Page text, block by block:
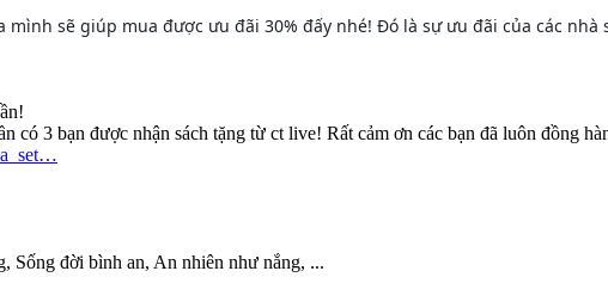
sẽ giúp mua được ưu đãi 30% đấy nhé! Đó là sự ưu đãi của các nhà
có 3 bạn được nhận sách tặng từ ct live! Rất cảm ơn các bạn đã luôn đồng
Sống đời bình an, An nhiên như nắng, ...